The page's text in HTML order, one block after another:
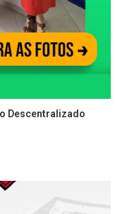
Descentralizado